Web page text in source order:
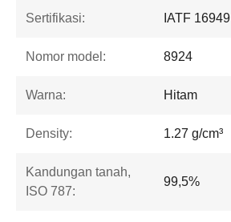
Sertifikasi: IATF 16949
Nomor model: 8924
Warna: Hitam
Density: 1.27 g/cm³
Kandungan tanah,
ISO 787:
99,5%